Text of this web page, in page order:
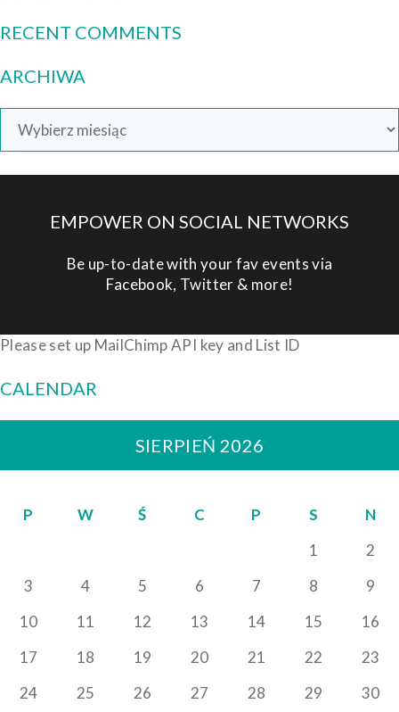
RECENT COMMENTS
ARCHIWA
EMPOWER ON SOCIAL NETWORKS
Be up-to-date with your fav events via
Facebook, Twitter & more!
Please set up MailChimp API key and List ID
CALENDAR
SIERPIEŃ 2026
P W Ś C P S
N
1
2
3
4 5 6 7 8
9
10
11 12 13 14 15
16
17
18 19 20 21 22
23
24
25 26 27 28 29 30